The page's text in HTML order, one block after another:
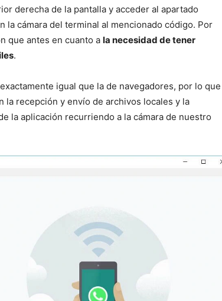
derecha de la pantalla y acceder al apartado
la cámara del terminal al mencionado código. Por
que antes en cuanto a la necesidad de tener
.
igual que la de navegadores, por lo que
la recepción y envío de archivos locales y la
la aplicación recurriendo a la cámara de nuestro